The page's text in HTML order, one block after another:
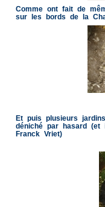
Comme ont fait de
sur les bords de la
Et puis plusieurs
déniché par hasard (et
Franck Vriet)